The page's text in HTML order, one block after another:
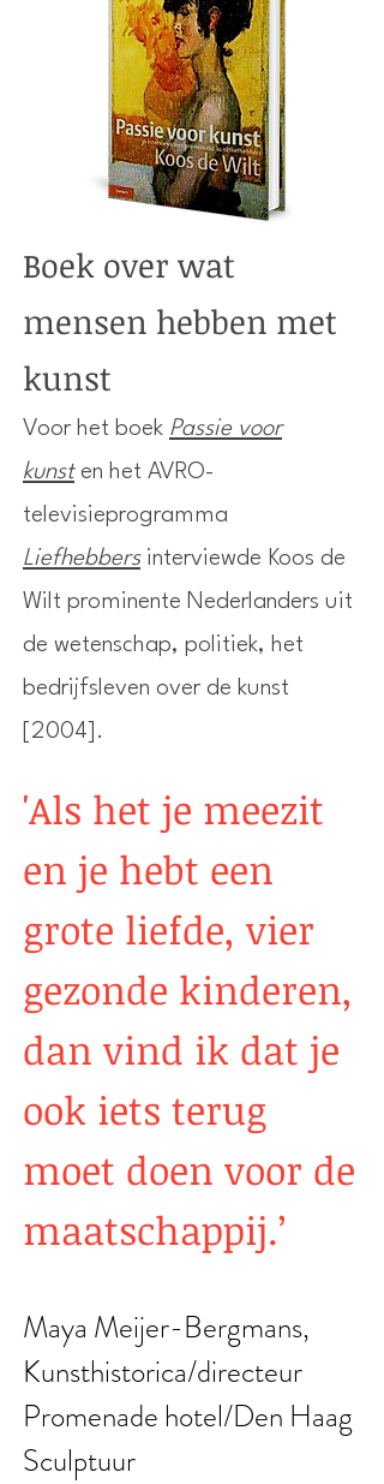
Boek over wat
mensen hebben met
kunst
Voor het boek Passie voor
kunsten het AVRO-
televisieprogramma
Liefhebbersinterviewde Koos de
Wilt prominente Nederlanders uit
de wetenschap, politiek, het
bedrijfsleven over de kunst
[2004].
'Als het je meezit
en je hebt een
grote liefde, vier
gezonde kinderen,
dan vind ik dat je
ook iets terug
moet doen voor de
maatschappij.’
Maya Meijer-Bergmans,
Kunsthistorica/directeur
Promenade hotel/Den Haag
Sculptuur